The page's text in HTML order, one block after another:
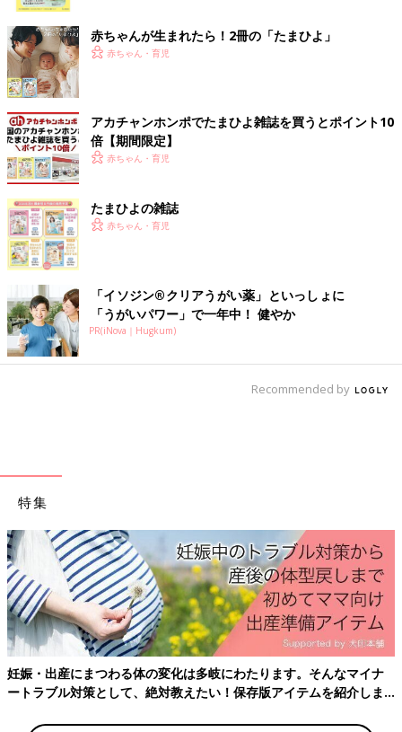
出典：Instagramアカウント「jasmine___sisters」
GU babyのサマナルパンツは使い勝手が良いだけでなく、プチプ
他のアイテムと一緒にサマナルパンツをゲット！新作柄のギンガ
気軽に履かせられるのが嬉しい！デニム柄でおしゃ
れコーデも◎
赤ちゃんが生まれたら！2冊の「たまひよ」
赤ちゃん・育児
アカチャンホンポでたまひよ雑誌を買うとポイント10
倍【期間限定】
赤ちゃん・育児
たまひよの雑誌
赤ちゃん・育児
「イソジン®クリアうがい薬」といっしょに
「うがいパワー」で一年中！ 健やか
PR(iNova｜Hugkum)
Recommended by
特集
妊娠・出産にまつわる体の変化は多岐にわたります。そんなマイナ
ートラブル対策として、絶対教えたい！保存版アイテムを紹介しま